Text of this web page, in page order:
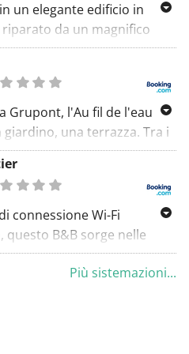
un elegante edificio in
da un magnifico
di lavanda, questo hotel a 3
in camere confortevoli.
Grupont, l'Au fil de l'eau
una terrazza. Tra i
questa struttura figurano
e un salone in comune, e
WiFi gratuita in tutte
connessione Wi-Fi
questo B&B sorge nelle
ai margini dell'appartata
accanto a una foresta.
auto.
Più sistemazioni...